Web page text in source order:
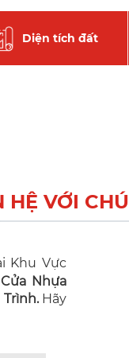
Diện tích đất
HỆ VỚI
Khu Vực
Nhựa
Trình. Hãy